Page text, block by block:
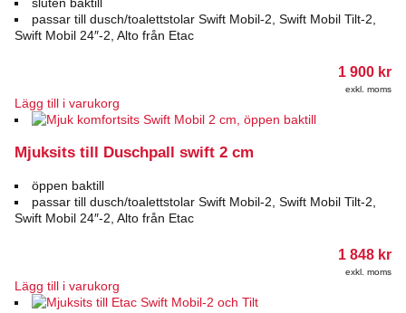
passar till dusch/toalettstolar Swift Mobil-2, Swift Mobil Tilt-2,
Swift Mobil 24″-2, Alto från Etac
1 900 kr
exkl. moms
Lägg till i varukorg
Mjuksits till Duschpall swift 2 cm
öppen baktill
passar till dusch/toalettstolar Swift Mobil-2, Swift Mobil Tilt-2,
Swift Mobil 24″-2, Alto från Etac
1 848 kr
exkl. moms
Lägg till i varukorg